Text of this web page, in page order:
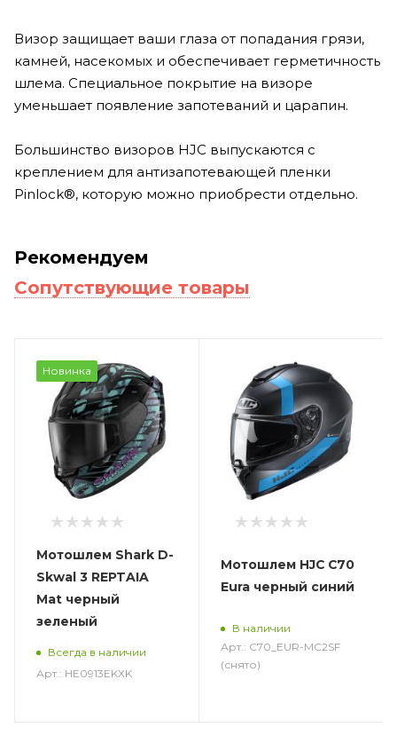
Визор защищает ваши глаза от попадания грязи,
камней, насекомых и обеспечивает герметичность
шлема. Специальное покрытие на визоре
уменьшает появление запотеваний и царапин.
Большинство визоров HJC выпускаются с
креплением для антизапотевающей пленки
Pinlock®, которую можно приобрести отдельно.
Рекомендуем
Сопутствующие товары
Новинка
Мотошлем Shark D-
Skwal 3 REPTAIA
Mat черный
зеленый
Всегда в наличии
Арт.: HE0913EKXK
Мотошлем HJC C70
Eura черный синий
В наличии
Арт.: C70_EUR-MC2SF
(снято)